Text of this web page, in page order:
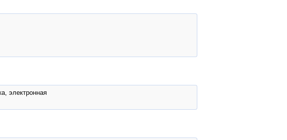
электронная